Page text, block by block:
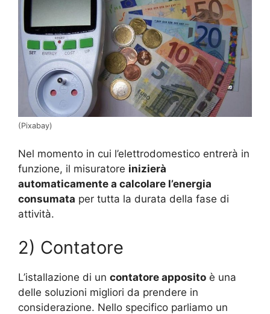
(Pixabay)
Nel momento in cui l’elettrodomestico entrerà in
funzione, il misuratore inizierà
automaticamente a calcolare l’energia
consumata per tutta la durata della fase di
attività.
2) Contatore
L’istallazione di un contatore apposito è una
delle soluzioni migliori da prendere in
considerazione. Nello specifico parliamo un